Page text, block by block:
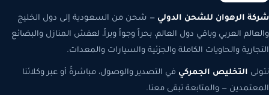
شركة الرهوان للشحن الدولي — شحن من السعودية إلى دول الخليج
والعالم العربي وباقي دول العالم، بحراً وجواً وبراً، لعفش المنازل والبضائع
التجارية والحاويات الكاملة والجزئية والسيارات والمعدات.
نتولى التخليص الجمركي في التصدير والوصول، مباشرةً أو عبر وكلائنا
المعتمدين — والمتابعة تبقى معنا.